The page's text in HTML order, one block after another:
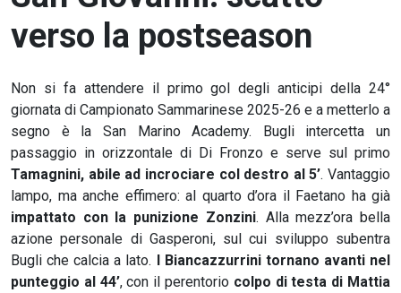
verso la postseason
Non si fa attendere il primo gol degli anticipi della 24°
giornata di Campionato Sammarinese 2025-26 e a metterlo a
segno è la San Marino Academy. Bugli intercetta un
passaggio in orizzontale di Di Fronzo e serve sul primo
Tamagnini, abile ad incrociare col destro al 5’. Vantaggio
lampo, ma anche effimero: al quarto d’ora il Faetano ha già
impattato con la punizione Zonzini. Alla mezz’ora bella
azione personale di Gasperoni, sul cui sviluppo subentra
Bugli che calcia a lato. I Biancazzurrini tornano avanti nel
punteggio al 44’, con il perentorio colpo di testa di Mattia